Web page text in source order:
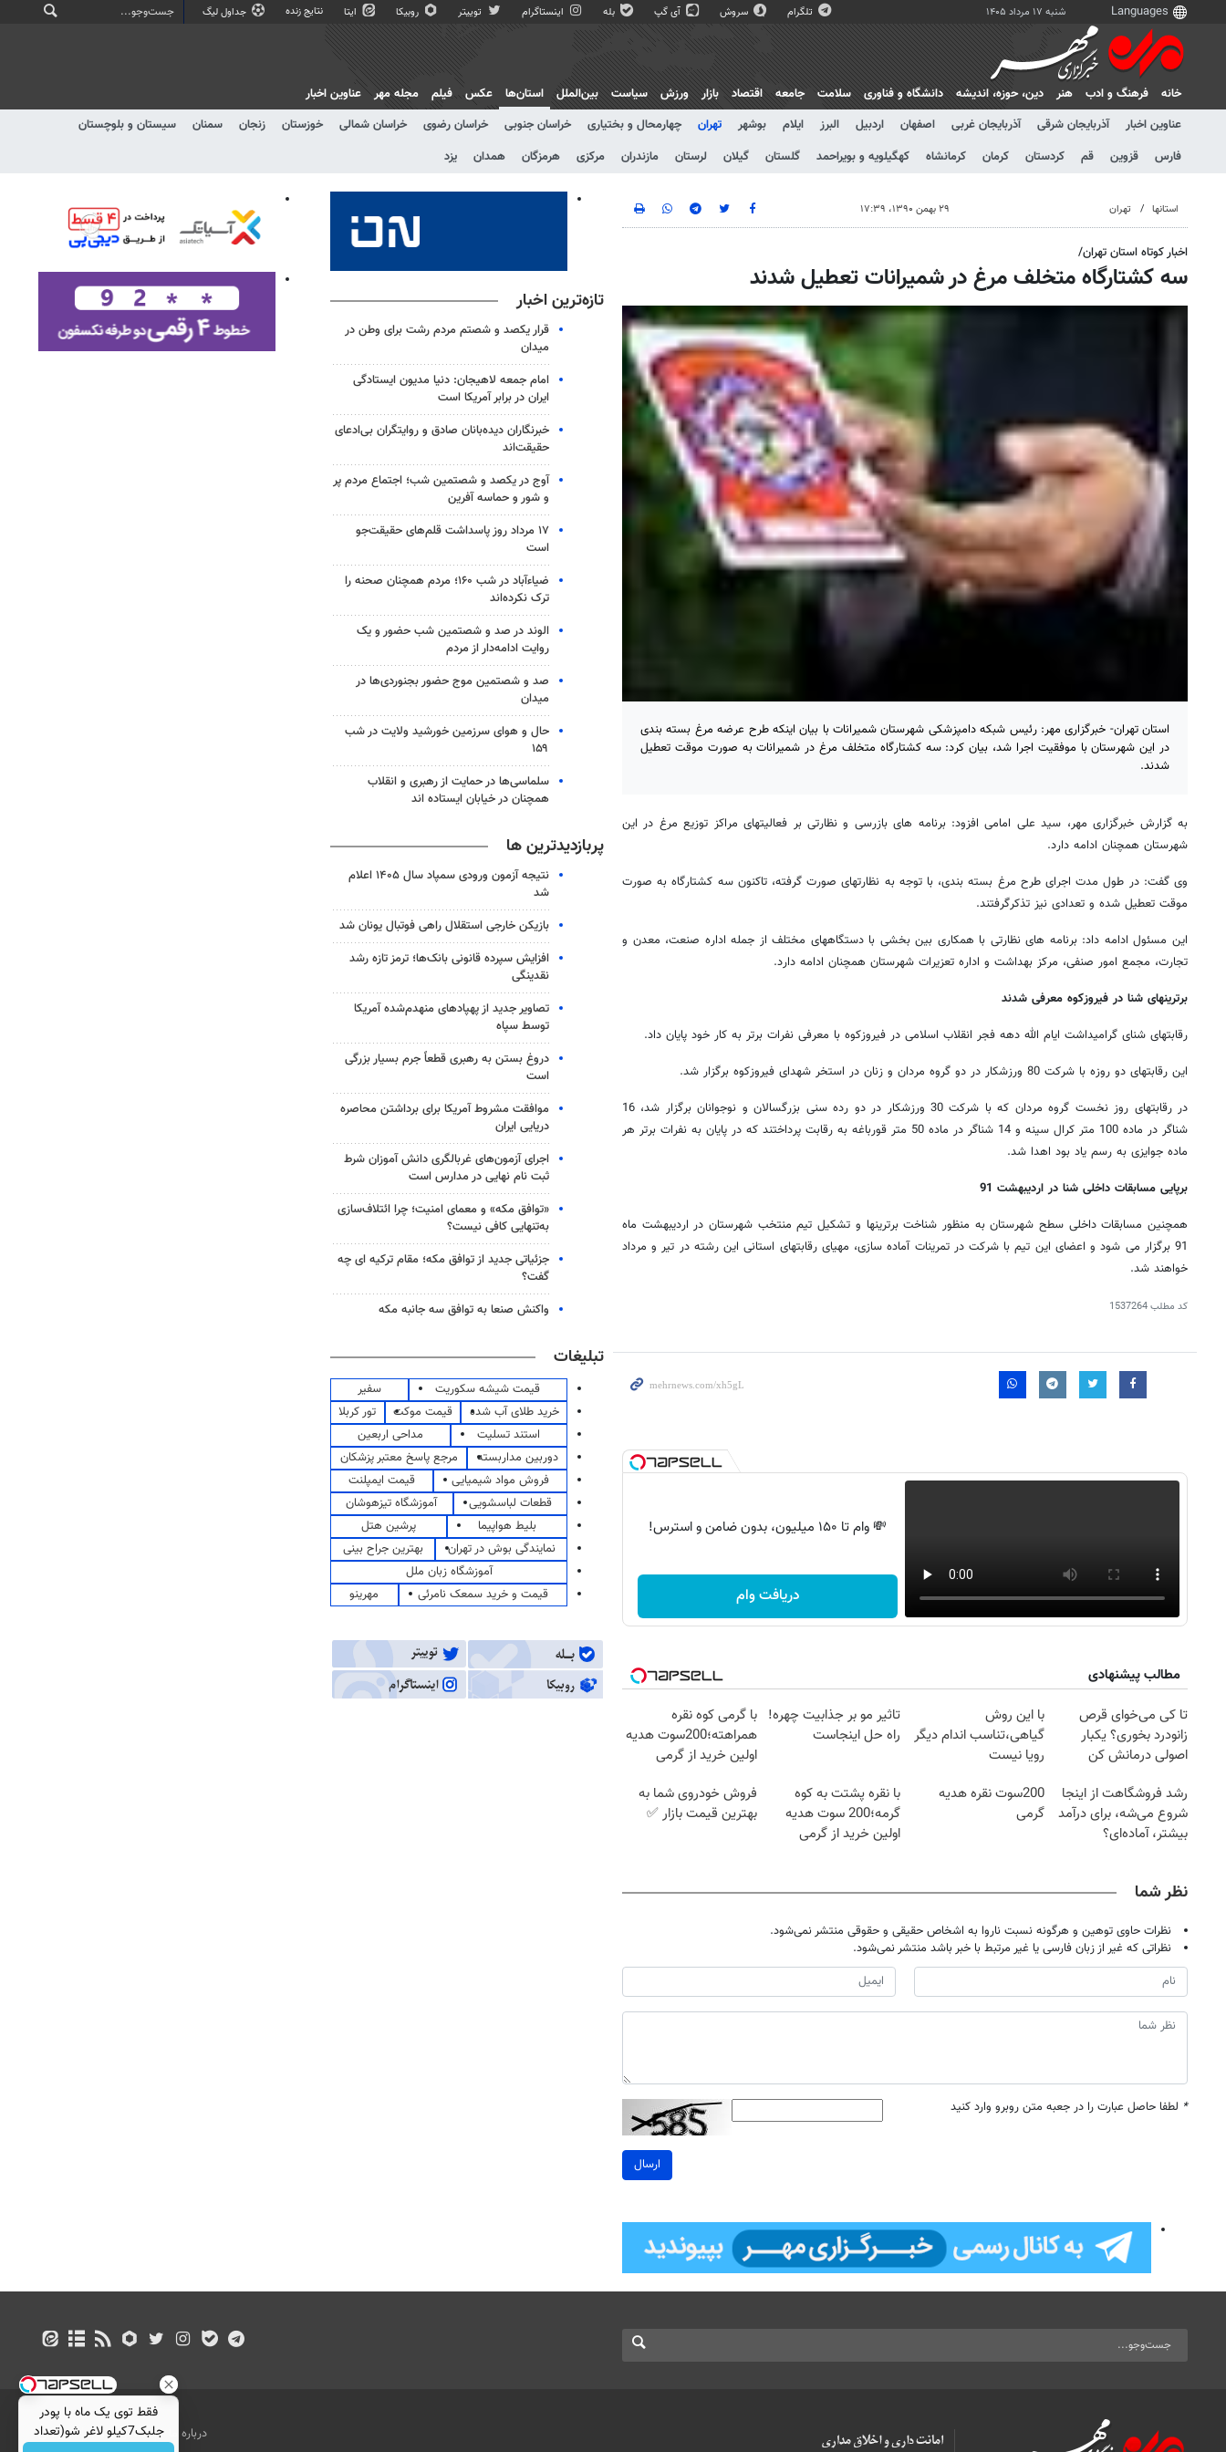
شنبه ۱۷ مرداد ۱۴۰۵ تلگرام سروش آی گپ بله اینستاگرام توییتر روبیکا ایتا نتایج زنده جداول لیگ
خانه فرهنگ و ادب هنر دين، حوزه، انديشه دانشگاه و فناوری سلامت جامعه اقتصاد بازار ورزش سیاست بین‌الملل
استان‌ها
عناوین اخبار
آذربایجان شرقی آذربایجان غربی اصفهان اردبیل البرز ایلام بوشهر تهران چهارمحال و بختیاری خراسان جنوبی خراسان رضوی خراسان شمالی خوزستان زنجان سمنان
سیستان و بلوچستان
فارس
قزوین قم کردستان کرمان کرمانشاه کهگیلویه و بویراحمد گلستان گیلان لرستان مازندران مرکزی هرمزگان همدان یزد
عکس فیلم مجله مهر عناوین اخبار
استانها تهران ۲۹ بهمن ۱۳۹۰، ۱۷:۳۹
اخبار کوتاه استان تهران/
سه کشتارگاه متخلف مرغ در شمیرانات تعطیل شدند
استان تهران- خبرگزاری مهر: رئیس شبکه دامپزشکی شهرستان شمیرانات با بیان اینکه طرح عرضه مرغ بسته بندی
در این شهرستان با موفقیت اجرا شد، بیان کرد: سه کشتارگاه متخلف مرغ در شمیرانات به صورت موقت تعطیل
شدند.
به گزارش خبرگزاری مهر، سید علی امامی افزود: برنامه های بازرسی و نظارتی بر فعالیتهای مراکز توزیع مرغ در این
شهرستان همچنان ادامه دارد.
وی گفت: در طول مدت اجرای طرح مرغ بسته بندی، با توجه به نظارتهای صورت گرفته، تاکنون سه کشتارگاه به صورت
موقت تعطیل شده و تعدادی نیز تذکرگرفتند.
این مسئول ادامه داد: برنامه های نظارتی با همکاری بین بخشی با دستگاههای مختلف از جمله اداره صنعت، ‌معدن و
تجارت، مجمع امور صنفی، مرکز بهداشت و اداره تعزیرات شهرستان همچنان ادامه دارد.
برترینهای شنا در فیروزکوه معرفی شدند
رقابتهای شنای گرامیداشت ایام الله دهه فجر انقلاب اسلامی در فیروزکوه با معرفی نفرات برتر به کار خود پایان داد.
این رقابتهای دو روزه با شرکت 80 ورزشکار در دو گروه مردان و زنان در استخر شهدای فیروزکوه برگزار شد.
در رقابتهای روز نخست گروه مردان که با شرکت 30 ورزشکار در دو رده سنی بزرگسالان و نوجوانان برگزار شد، 16
شناگر در ماده 100 متر کرال سینه و 14 شناگر در ماده 50 متر قورباغه به رقابت پرداختند که در پایان به نفرات برتر هر
ماده جوایزی به رسم یاد بود اهدا شد.
برپایی مسابقات داخلی شنا در اردیبهشت 91
همچنین مسابقات داخلی سطح شهرستان به منظور شناخت برترینها و تشکیل تیم منتخب شهرستان در اردیبهشت ماه
91 برگزار می شود و اعضای این تیم با شرکت در تمرینات آماده سازی، مهیای رقابتهای استانی این رشته در تیر و مرداد
خواهند شد.
کد مطلب1537264
💸 وام تا ۱۵۰ میلیون، بدون ضامن و استرس!
دریافت وام
مطالب پیشنهادی
تا کی می‌خوای قرص
زانودرد بخوری؟ یکبار
اصولی درمانش کن
با این روش
گیاهی،تناسب اندام دیگر
رویا نیست
تاثیر مو بر جذابیت چهره!
راه حل اینجاست
با گرمی کوه نقره
همراهته؛200سوت هدیه
اولین خرید از گرمی
رشد فروشگاهت از اینجا
شروع می‌شه، برای درآمد
بیشتر، آماده‌ای؟
200سوت نقره هدیه
گرمی
با نقره پشتت به کوه
گرمه؛200 سوت هدیه
اولین خرید از گرمی
فروش خودروی شما به
بهترین قیمت بازار ✅
نظر شما
نظرات حاوی توهین و هرگونه نسبت ناروا به اشخاص حقیقی و حقوقی منتشر نمی‌شود.
نظراتی که غیر از زبان فارسی یا غیر مرتبط با خبر باشد منتشر نمی‌شود.
* لطفا حاصل عبارت را در جعبه متن روبرو وارد کنید
ارسال
تازه‌ترین اخبار
قرار یکصد و شصتم مردم رشت برای وطن در
میدان
امام جمعه لاهیجان: دنیا مدیون ایستادگی
ایران در برابر آمریکا است
خبرنگاران دیده‌بانان صادق و روایتگران بی‌ادعای
حقیقت‌اند
آوج در یکصد و شصتمین شب؛ اجتماع مردم پر
و شور و حماسه آفرین
۱۷ مرداد روز پاسداشت قلم‌های حقیقت‌جو
است
ضیاء‌آباد در شب ۱۶۰؛ مردم همچنان صحنه را
ترک نکرده‌اند
الوند در صد و شصتمین شب حضور و یک
روایت ادامه‌دار از مردم
صد و شصتمین موج حضور بجنوردی‌ها در
میدان
حال و هوای سرزمین خورشید ولایت در شب
۱۵۹
سلماسی‌ها در حمایت از رهبری و انقلاب
همچنان در خیابان ایستاده اند
پربازدیدترین ها
نتیجه آزمون ورودی سمپاد سال ۱۴۰۵ اعلام
شد
بازیکن خارجی استقلال راهی فوتبال یونان شد
افزایش سپرده قانونی بانک‌ها؛ ترمز تازه رشد
نقدینگی
تصاویر جدید از پهپادهای منهدم‌شده آمریکا
توسط سپاه
دروغ بستن به رهبری قطعاً جرم بسیار بزرگی
است
موافقت مشروط آمریکا برای برداشتن محاصره
دریایی ایران
اجرای آزمون‌های غربالگری دانش آموزان شرط
ثبت نام نهایی در مدارس است
«توافق مکه» و معمای امنیت؛ چرا ائتلاف‌سازی
به‌تنهایی کافی نیست؟
جزئیاتی جدید از توافق مکه؛ مقام ترکیه ای چه
گفت؟
واکنش صنعا به توافق سه جانبه مکه
تبلیغات
قیمت شیشه سکوریت
سفیر
خرید طلای آب شده
قیمت موکت
تور کربلا
استند تسلیت
مداحی اربعین
دوربین مداربسته
مرجع پاسخ معتبر پزشکان
فروش مواد شیمیایی
قیمت ایمپلنت
قطعات لباسشویی
آموزشگاه تیزهوشان
بلیط هواپیما
پرشین هتل
نمایندگی بوش در تهران
بهترین جراح بینی
آموزشگاه زبان ملل
قیمت و خرید سمعک نامرئی
مهرینو
درباره ما تماس با ما
بازرگانی
فقط توی یک ماه با پودر
جلبک7کیلو لاغر شو(تعداد